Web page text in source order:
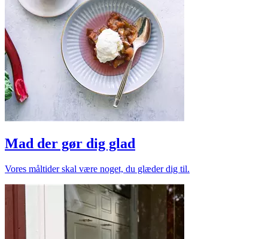
Mad der gør dig glad
Vores måltider skal være noget, du glæder dig til.